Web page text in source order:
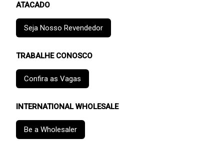
ATACADO
Seja Nosso Revendedor
TRABALHE CONOSCO
Confira as Vagas
INTERNATIONAL WHOLESALE
Be a Wholesaler